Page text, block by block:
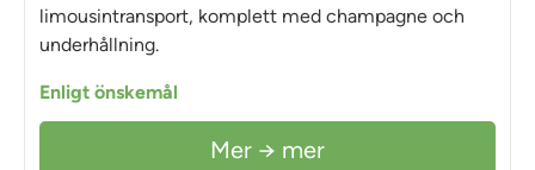
limousintransport, komplett med champagne och
underhållning.
Enligt önskemål
Mer → mer